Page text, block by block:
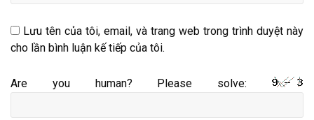
Lưu tên của tôi, email, và trang web trong trình duyệt này
cho lần bình luận kế tiếp của tôi.
Are you human? Please solve: